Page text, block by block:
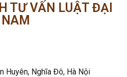
TƯ VẤN LUẬT ĐẠI
NAM
Huyên, Nghĩa Đô, Hà Nội